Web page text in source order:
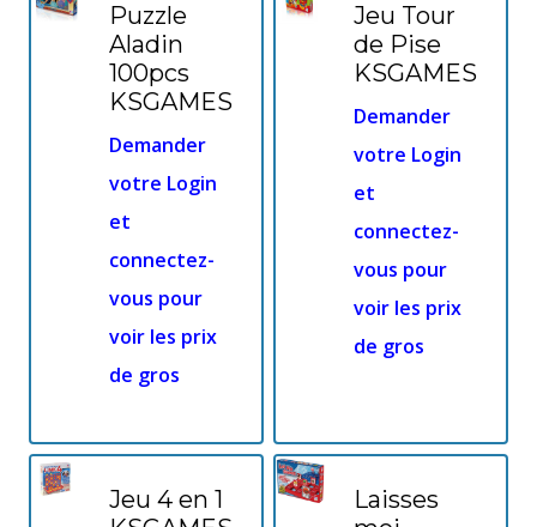
Puzzle
Aladin
100pcs
KSGAMES
Demander
votre Login
et
connectez-
vous pour
voir les prix
de gros
Jeu Tour
de Pise
KSGAMES
Demander
votre Login
et
connectez-
vous pour
voir les prix
de gros
Jeu 4 en 1
Laisses